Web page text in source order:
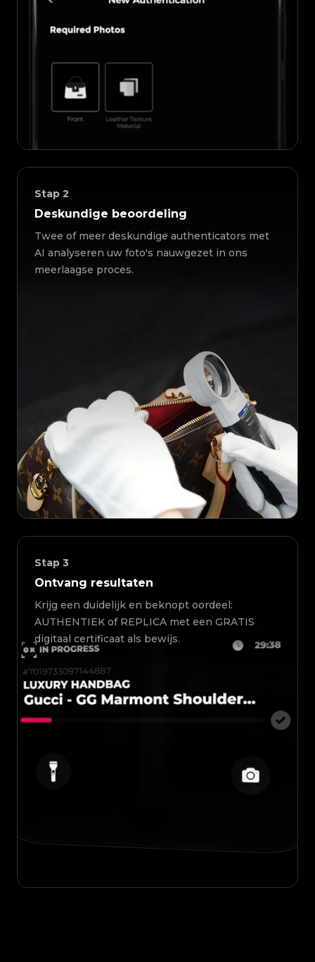
Stap 2
Deskundige beoordeling
Twee of meer deskundige authenticators met
AI analyseren uw foto's nauwgezet in ons
meerlaagse proces.
Stap 3
Ontvang resultaten
Krijg een duidelijk en beknopt oordeel:
AUTHENTIEK of REPLICA met een GRATIS
digitaal certificaat als bewijs.